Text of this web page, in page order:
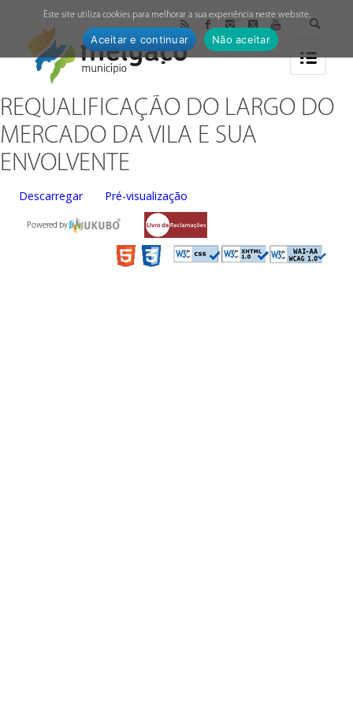
REQUALIFICAÇÃO DO LARGO DO
MERCADO DA VILA E SUA
ENVOLVENTE
Descarregar Pré-visualização
Powered by
Este site utiliza cookies para melhorar a sua experiência neste website.
Aceitar e continuar Não aceitar